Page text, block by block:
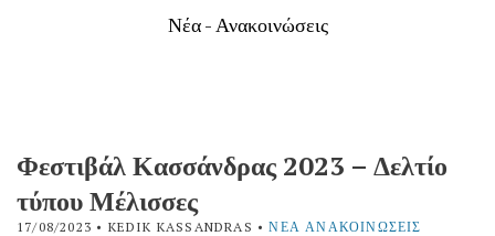
Νέα - Ανακοινώσεις
Φεστιβάλ Κασσάνδρας 2023 – Δελτίο
τύπου Μέλισσες
17/08/2023 • KEDIK KASSANDRAS •ΝΈΑ ΑΝΑΚΟΙΝΏΣΕΙΣ